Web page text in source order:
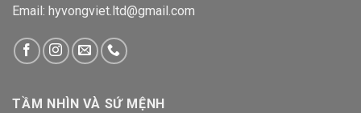
Email: hyvongviet.ltd@gmail.com
TẦM NHÌN VÀ SỨ MỆNH